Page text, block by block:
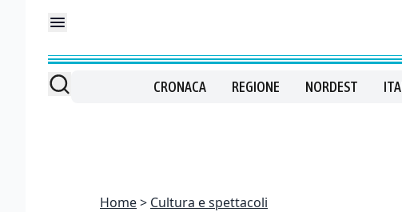
CRONACA REGIONE NORDEST
Home Cultura e spettacoli